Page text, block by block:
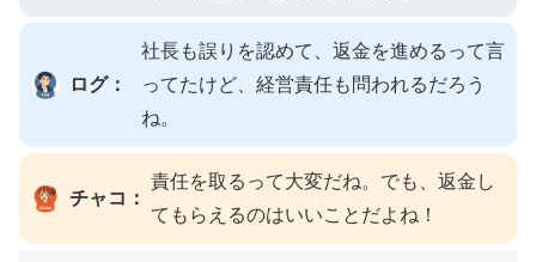
ログ：
社長も誤りを認めて、返金を進めるって言
ってたけど、経営責任も問われるだろう
ね。
チャコ：
責任を取るって大変だね。でも、返金し
てもらえるのはいいことだよね！